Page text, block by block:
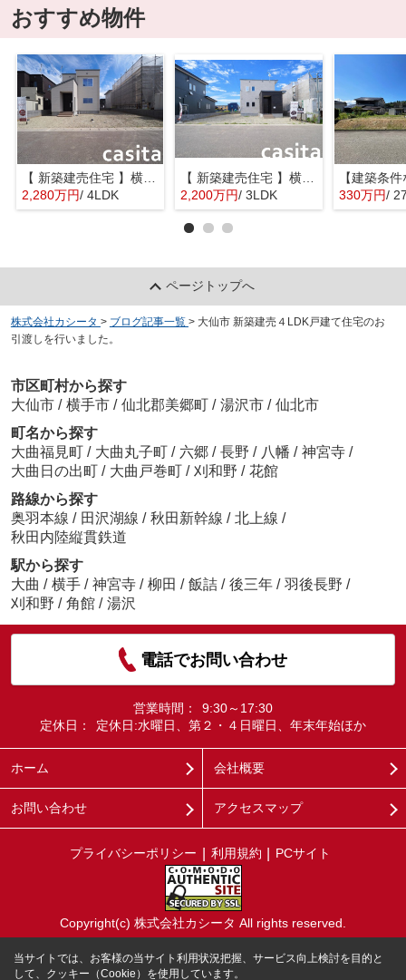
おすすめ物件
【 新築建売住宅 】横手市八幡字長者町No58 横手北小学校区のオール電化 4LDK
2,280万円/ 4LDK
【 新築建売住宅 】横手市八幡字長者町No50 横手北小学校区のオール電化 3LDK
2,200万円/ 3LDK 330万円/
ページトップへ
株式会社カシータ > ブログ記事一覧 > 大仙市 新築建売４LDK戸建て住宅のお
引渡しを行いました。
市区町村から探す
大仙市 / 横手市 / 仙北郡美郷町 / 湯沢市 / 仙北市
町名から探す
大曲福見町 / 大曲丸子町 / 六郷 / 長野 / 八幡 / 神宮寺 /
大曲日の出町 / 大曲戸巻町 / 刈和野 / 花館
路線から探す
奥羽本線 / 田沢湖線 / 秋田新幹線 / 北上線 /
秋田内陸縦貫鉄道
駅から探す
大曲 / 横手 / 神宮寺 / 柳田 / 飯詰 / 後三年 / 羽後長野 /
刈和野 / 角館 / 湯沢
電話でお問い合わせ
営業時間：
9:30～17:30
定休日：
定休日:水曜日、第２・４日曜日、年末年始ほか
ホーム 会社概要
お問い合わせ アクセスマップ
プライバシーポリシー 利用規約 PCサイト
Copyright(c) 株式会社カシータ All rights reserved.
当サイトでは、お客様の当サイト利用状況把握、サービス向上検討を目的と
して、クッキー（Cookie）を使用しています。